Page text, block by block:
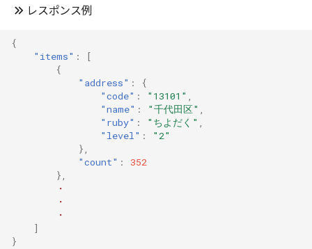
レスポンス例
{
"items" :
[
{
"address" :
{
"code" : "13101" ,
"name" : "千代田区" ,
"ruby" : "ちよだく" ,
"level" :
"2"
},
"count" :
352
},
・
・
・
]
}